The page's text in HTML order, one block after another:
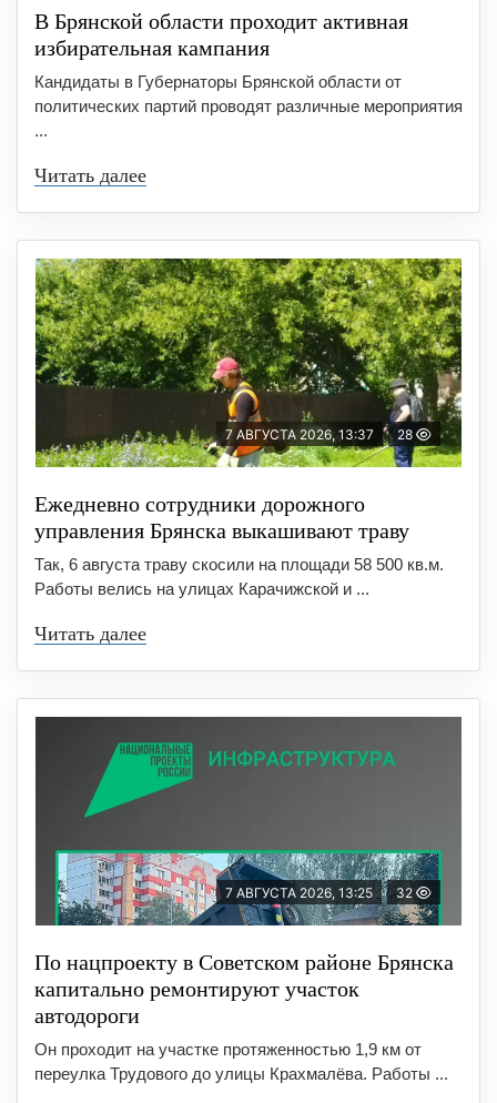
В Брянской области проходит активная
избирательная кампания
Кандидаты в Губернаторы Брянской области от
политических партий проводят различные мероприятия
...
Читать далее
7 АВГУСТА 2026, 13:37 28
Ежедневно сотрудники дорожного
управления Брянска выкашивают траву
Так, 6 августа траву скосили на площади 58 500 кв.м.
Работы велись на улицах Карачижской и ...
Читать далее
7 АВГУСТА 2026, 13:25 32
По нацпроекту в Советском районе Брянска
капитально ремонтируют участок
автодороги
Он проходит на участке протяженностью 1,9 км от
переулка Трудового до улицы Крахмалёва. Работы ...